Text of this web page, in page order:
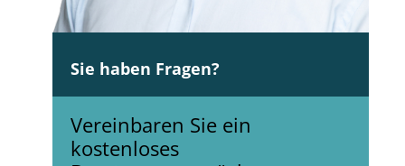
Sie haben Fragen?
Vereinbaren Sie ein
kostenloses